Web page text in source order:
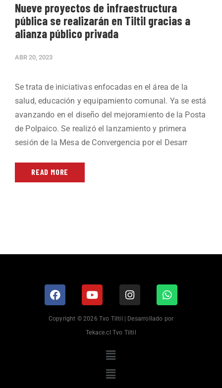
Nueve proyectos de infraestructura
pública se realizarán en Tiltil gracias a
alianza público privada
ABR 20, 2023
Se trata de iniciativas enfocadas en el área de la
salud, educación y equipamiento comunal. Ya se está
avanzando en el diseño del mejoramiento de la Posta
de Polpaico. Se realizó el lanzamiento y primera
sesión de la Mesa de Convergencia por el Desarr
READ MORE
Copyright © 2026 Tvo Tiltil | Desarrollado por
Tekace.cl Tvo Tiltil